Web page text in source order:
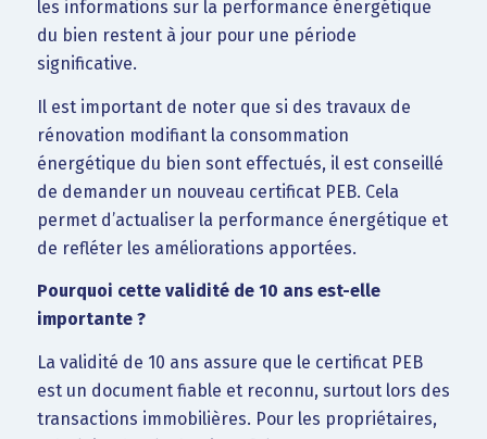
les informations sur la performance énergétique
du bien restent à jour pour une période
significative.
Il est important de noter que si des travaux de
rénovation modifiant la consommation
énergétique du bien sont effectués, il est conseillé
de demander un nouveau certificat PEB. Cela
permet d’actualiser la performance énergétique et
de refléter les améliorations apportées.
Pourquoi cette validité de 10 ans est-elle
importante ?
La validité de 10 ans assure que le certificat PEB
est un document fiable et reconnu, surtout lors des
transactions immobilières. Pour les propriétaires,